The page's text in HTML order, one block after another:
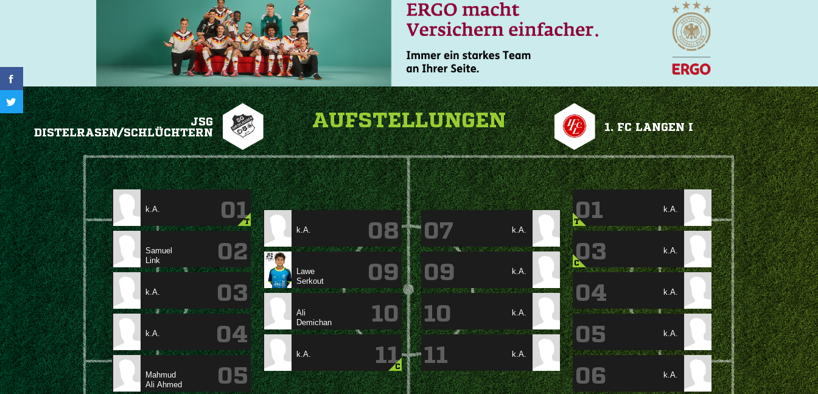
JSG
DISTELRASEN/SCHLÜCHTERN
AUFSTELLUNGEN 1. FC LANGEN I
k.A. 01
T


02
k.A. 03
k.A. 04

 
05
k.A. 08


09


10
k.A. 11
C
k.A.
07
k.A.
09
k.A.
10
k.A.
11
k.A.
01
T
k.A.
03
C
k.A.
04
k.A.
05
k.A.
06